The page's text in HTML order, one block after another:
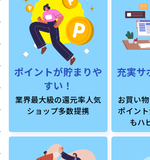
ポイントが貯まりや
すい！
業界最大級の還元率人気
ショップ多数提携
充実サ
お買い
ポイン
もハ